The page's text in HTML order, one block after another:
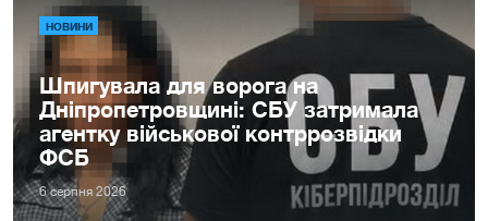
НОВИНИ
Шпигувала для ворога на
Дніпропетровщині: СБУ затримала
агентку військової контррозвідки
ФСБ
6 серпня 2026